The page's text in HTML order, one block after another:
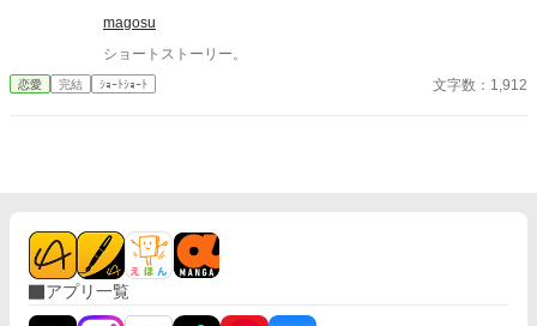
magosu
ショートストーリー。
恋愛 完結 ｼｮｰﾄｼｮｰﾄ 文字数：1,912
アプリ一覧